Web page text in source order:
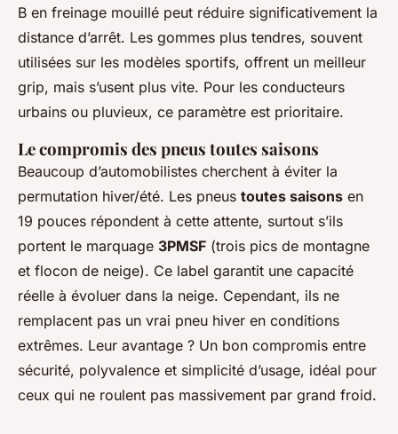
B en freinage mouillé peut réduire significativement la
distance d’arrêt. Les gommes plus tendres, souvent
utilisées sur les modèles sportifs, offrent un meilleur
grip, mais s’usent plus vite. Pour les conducteurs
urbains ou pluvieux, ce paramètre est prioritaire.
Le compromis des pneus toutes saisons
Beaucoup d’automobilistes cherchent à éviter la
permutation hiver/été. Les pneus toutes saisons en
19 pouces répondent à cette attente, surtout s’ils
portent le marquage 3PMSF (trois pics de montagne
et flocon de neige). Ce label garantit une capacité
réelle à évoluer dans la neige. Cependant, ils ne
remplacent pas un vrai pneu hiver en conditions
extrêmes. Leur avantage ? Un bon compromis entre
sécurité, polyvalence et simplicité d’usage, idéal pour
ceux qui ne roulent pas massivement par grand froid.